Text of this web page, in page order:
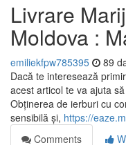
Livrare
Moldova :
emiliekfpw785395 89
Dacă te interesează
acest articol te va ajuta
Obținerea de ierburi cu
sensibilă și, https://
Comments